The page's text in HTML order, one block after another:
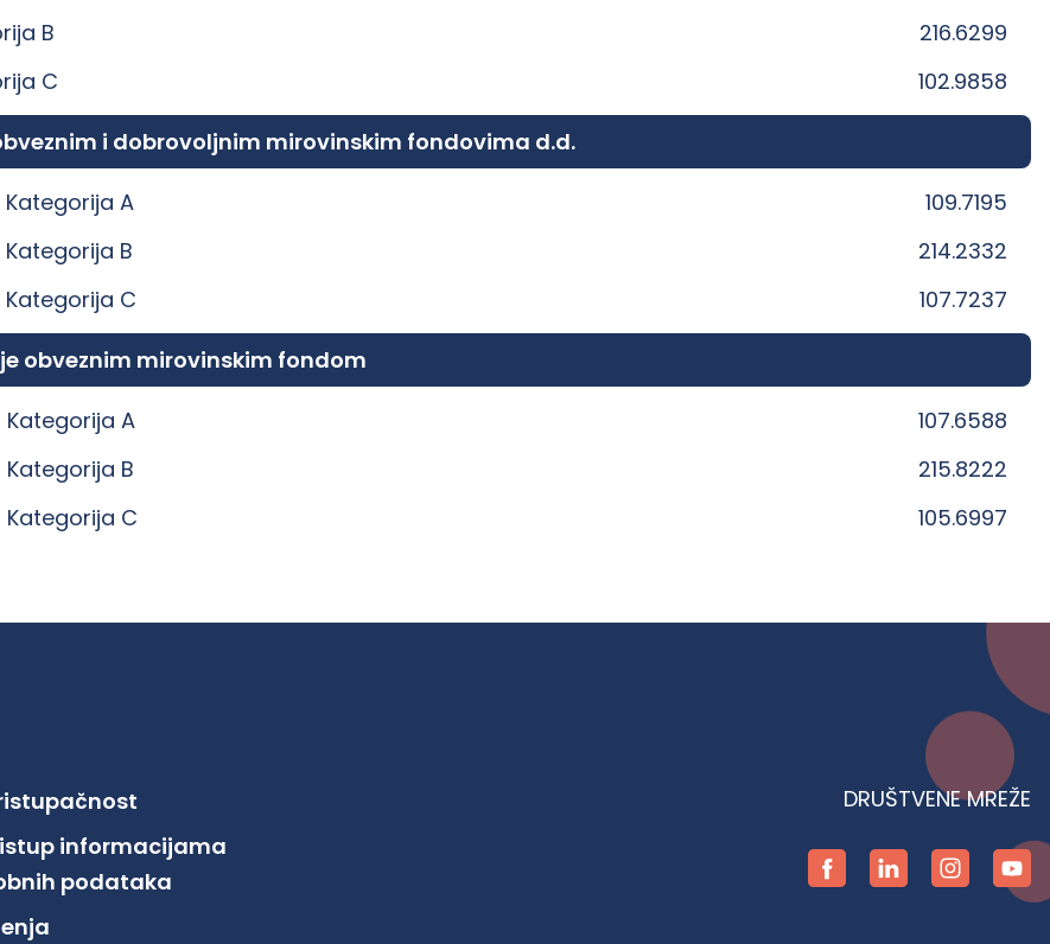
B
216.6299
C 102.9858
i dobrovoljnim mirovinskim fondovima d.d.
Kategorija A
109.7195
Kategorija B
214.2332
Kategorija C 107.7237
obveznim mirovinskim fondom
Kategorija A
107.6588
Kategorija B
215.8222
Kategorija C 105.6997
informacijama
podataka
DRUŠTVENE MREŽE